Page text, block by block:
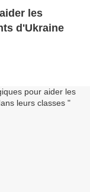
les
d'Ukraine